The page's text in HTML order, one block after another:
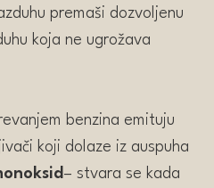
premaši dozvoljenu
koja ne ugrožava
benzina emituju
koji dolaze iz auspuha
– stvara se kada